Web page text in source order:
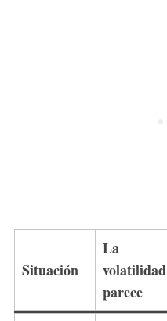
Situación
La
volatilidad
parece